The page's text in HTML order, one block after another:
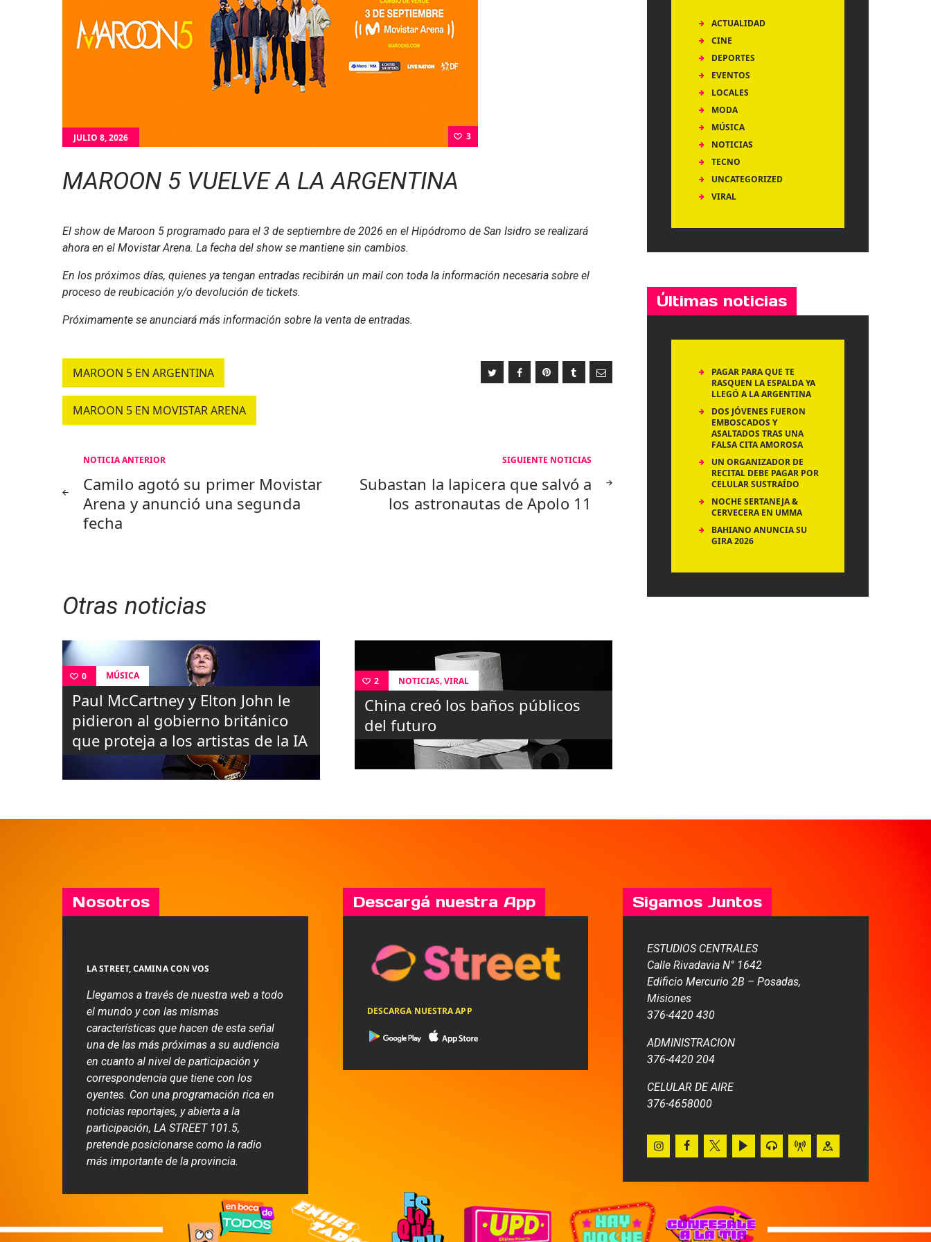
JULIO 8, 2026 3
MAROON 5 VUELVE A LA ARGENTINA
El show de Maroon 5 programado para el 3 de septiembre de 2026 en el Hipódromo de San Isidro se realizará
ahora en el Movistar Arena. La fecha del show se mantiene sin cambios.
En los próximos días, quienes ya tengan entradas recibirán un mail con toda la información necesaria sobre el
proceso de reubicación y/o devolución de tickets.
Próximamente se anunciará más información sobre la venta de entradas.
MAROON 5 EN ARGENTINA
MAROON 5 EN MOVISTAR ARENA
Navegación
de
entradas
NOTICIA ANTERIOR
Camilo agotó su primer Movistar
Arena y anunció una segunda
fecha
SIGUIENTE NOTICIAS
Subastan la lapicera que salvó a
los astronautas de Apolo 11
Otras noticias
0 MÚSICA
Paul McCartney y Elton John le
pidieron al gobierno británico
que proteja a los artistas de la IA
2 NOTICIAS,VIRAL
China creó los baños públicos
del futuro
ACTUALIDAD
CINE
DEPORTES
EVENTOS
LOCALES
MODA
MÚSICA
NOTICIAS
TECNO
UNCATEGORIZED
VIRAL
Últimas noticias
PAGAR PARA QUE TE
RASQUEN LA ESPALDA YA
LLEGÓ A LA ARGENTINA
DOS JÓVENES FUERON
EMBOSCADOS Y
ASALTADOS TRAS UNA
FALSA CITA AMOROSA
UN ORGANIZADOR DE
RECITAL DEBE PAGAR POR
CELULAR SUSTRAÍDO
NOCHE SERTANEJA &
CERVECERA EN UMMA
BAHIANO ANUNCIA SU
GIRA 2026
Nosotros
LA STREET, CAMINA CON VOS
Llegamos a través de nuestra web a todo
el mundo y con las mismas
características que hacen de esta señal
una de las más próximas a su audiencia
en cuanto al nivel de participación y
correspondencia que tiene con los
oyentes. Con una programación rica en
noticias reportajes, y abierta a la
participación, LA STREET 101.5,
pretende posicionarse como la radio
más importante de la provincia.
Descargá nuestra App
DESCARGA NUESTRA APP
Sigamos Juntos
ESTUDIOS CENTRALES
Calle Rivadavia N° 1642
Edificio Mercurio 2B – Posadas,
Misiones
376-4420 430
ADMINISTRACION
376-4420 204
CELULAR DE AIRE
376-4658000